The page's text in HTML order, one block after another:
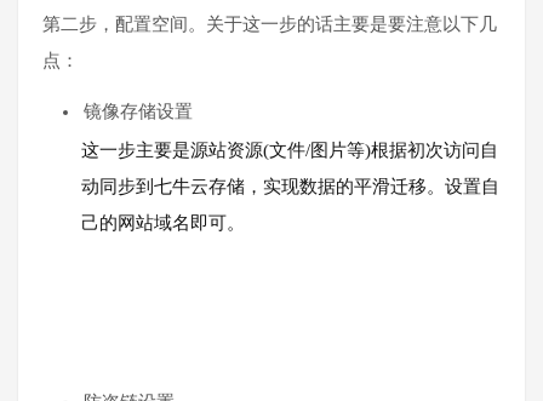
第二步，配置空间。关于这一步的话主要是要注意以下几
点：
镜像存储设置
这一步主要是源站资源(文件/图片等)根据初次访问自
动同步到七牛云存储，实现数据的平滑迁移。设置自
己的网站域名即可。